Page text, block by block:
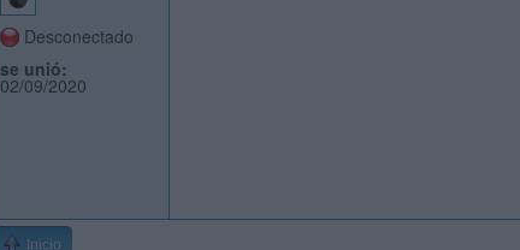
Desconectado
se unió:
02/09/2020
Inicio